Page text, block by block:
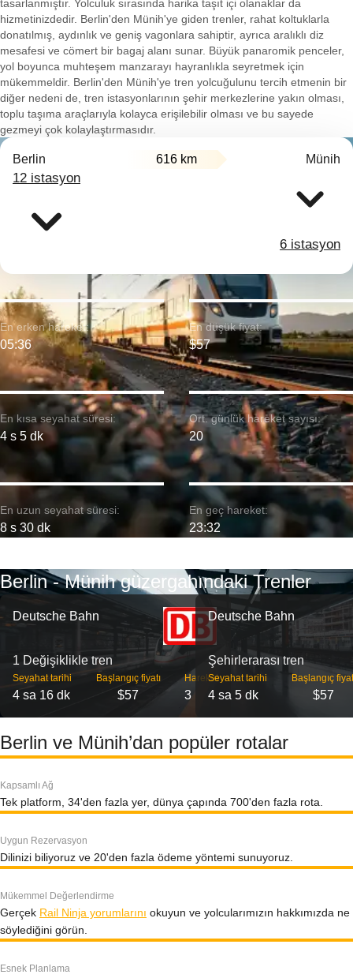
tasarlanmıştır. Yolculuk sırasında harika taşıt içi olanaklar da
hizmetinizdedir. Berlin'den Münih'ye giden trenler, rahat koltuklarla
donatılmış, aydınlık ve geniş vagonlara sahiptir, ayrıca aralıklı diz
mesafesi ve cömert bir bagaj alanı sunar. Büyük panaromik penceler,
yol boyunca muhteşem manzarayı hayranlıkla seyretmek için
mükemmeldir. Berlin'den Münih'ye tren yolcuğulunu tercih etmenin bir
diğer nedeni de, tren istasyonlarının şehir merkezlerine yakın olması,
toplu taşıma araçlarıyla kolayca erişilebilir olması ve bu sayede
gezmeyi çok kolaylaştırmasıdır.
Berlin 616 km Münih
12 istasyon
6 istasyon
En kısa seyahat süresi:
4 s 5 dk
En erken hareket:
05:36
En uzun seyahat süresi:
8 s 30 dk
En düşük fiyat:
$57
Ort. günlük hareket sayısı:
20
En geç hareket:
23:32
Berlin - Münih güzergahındaki Trenler
Deutsche Bahn
1 Değişiklikle tren
Seyahat tarihi
4 sa 16 dk
Başlangıç ​​fiyatı
$57
Hareket
3
Deutsche Bahn
Şehirlerarası tren
Seyahat tarihi
4 sa 5 dk
Başlangıç
$57
Berlin ve Münih’dan popüler rotalar
Kapsamlı Ağ
Tek platform, 34'den fazla yer, dünya çapında 700'den fazla rota.
Uygun Rezervasyon
Dilinizi biliyoruz ve 20'den fazla ödeme yöntemi sunuyoruz.
Mükemmel Değerlendirme
Gerçek Rail Ninja yorumlarını okuyun ve yolcularımızın hakkımızda ne
söylediğini görün.
Esnek Planlama